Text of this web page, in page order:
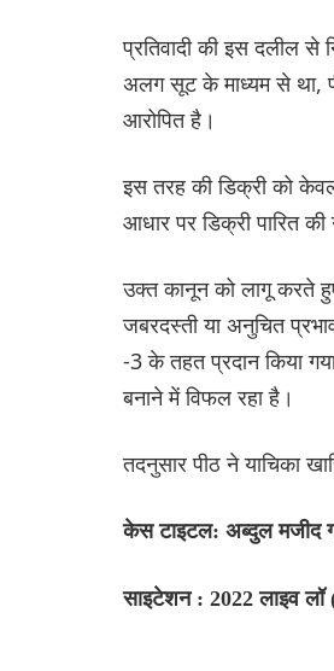
प्रतिवादी की इस दलील से
अलग सूट के माध्यम से था,
आरोपित है।
इस तरह की डिक्री को
आधार पर डिक्री पारित
उक्त कानून को लागू करते
जबरदस्ती या अनुचित
-3 के तहत प्रदान किया
बनाने में विफल रहा है।
तदनुसार पीठ ने याचिका
केस टाइटल: अब्दुल मजीद
साइटेशन : 2022 लाइव